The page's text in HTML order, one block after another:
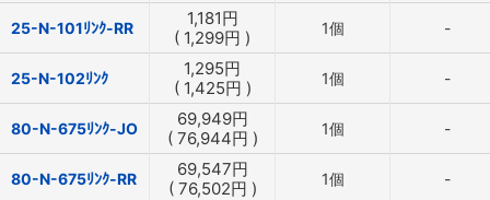
25-N-101ﾘﾝｸ-RR 1,181円
( 1,299円 ) 1個 -
25-N-102ﾘﾝｸ 1,295円
( 1,425円 ) 1個 -
80-N-675ﾘﾝｸ-JO 69,949円
( 76,944円 ) 1個 -
80-N-675ﾘﾝｸ-RR 69,547円
( 76,502円 ) 1個 -